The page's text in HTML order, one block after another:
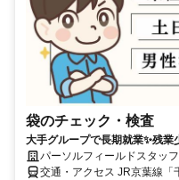
袋のチェック・検査
大手グループで長期就業✨残
パーソルフィールドスタッ
ンター(千葉)/BR26-0570061
交通・アクセス JR京葉線「